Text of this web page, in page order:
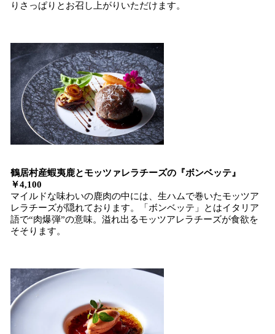
りさっぱりとお召し上がりいただけます。
鶴居村産蝦夷鹿とモッツァレラチーズの『ボンベッテ』
￥4,100
マイルドな味わいの鹿肉の中には、生ハムで巻いたモッツア
レラチーズが隠れております。「ボンベッテ」とはイタリア
語で“肉爆弾”の意味。溢れ出るモッツアレラチーズが食欲を
そそります。